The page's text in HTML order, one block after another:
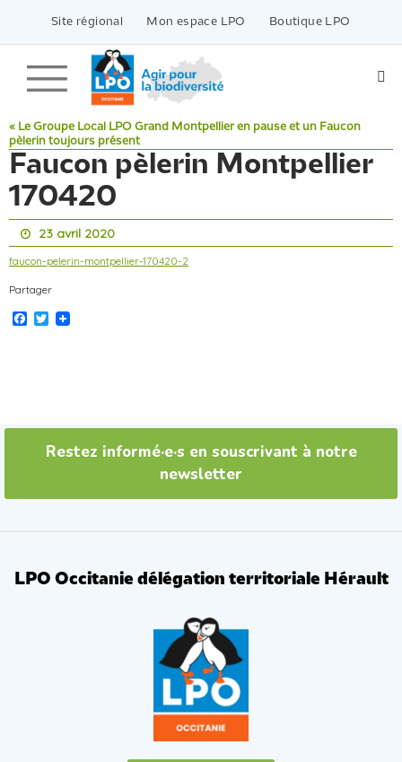
contenu
Site régional Mon espace LPO Boutique LPO
« Le Groupe Local LPO Grand Montpellier en pause et un Faucon
pèlerin toujours présent
Faucon pèlerin Montpellier
170420
23 avril 2020
faucon-pelerin-montpellier-170420-2
Partager
Facebook
Twitter
Restez informé·e·s en souscrivant à notre
newsletter
LPO Occitanie délégation territoriale Hérault